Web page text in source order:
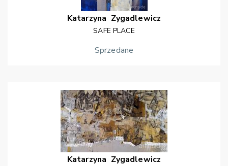
Katarzyna Zygadlewicz
SAFE PLACE
Sprzedane
Katarzyna Zygadlewicz